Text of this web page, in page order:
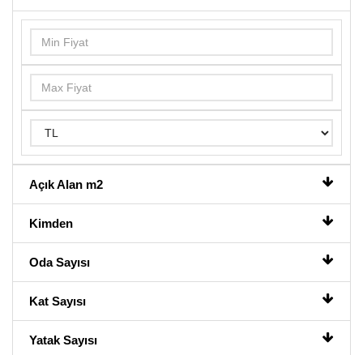
Açık Alan m2
Kimden
Oda Sayısı
Kat Sayısı
Yatak Sayısı